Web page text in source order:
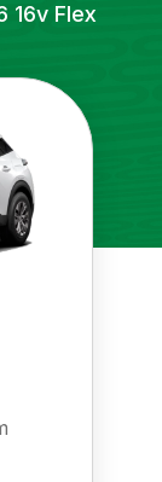
16v Flex